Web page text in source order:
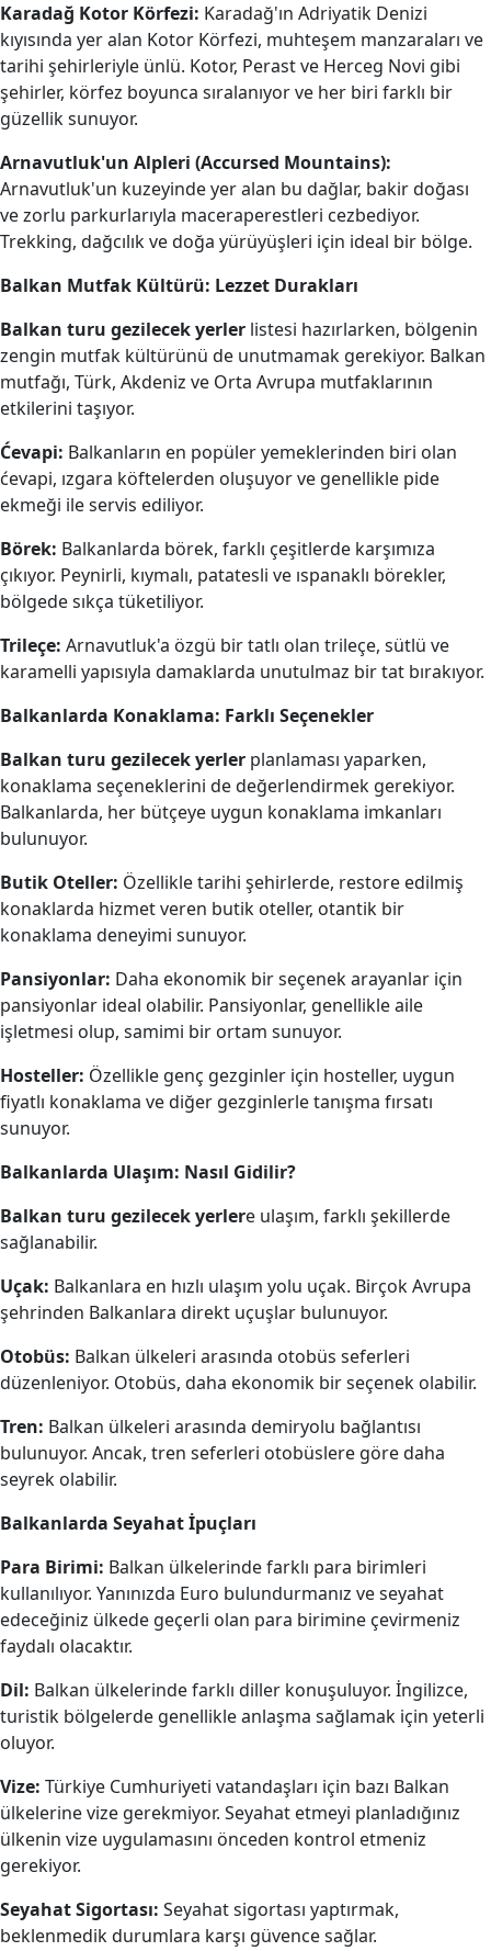
Karadağ Kotor Körfezi: Karadağ'ın Adriyatik Denizi
kıyısında yer alan Kotor Körfezi, muhteşem manzaraları ve
tarihi şehirleriyle ünlü. Kotor, Perast ve Herceg Novi gibi
şehirler, körfez boyunca sıralanıyor ve her biri farklı bir
güzellik sunuyor.
Arnavutluk'un Alpleri (Accursed Mountains):
Arnavutluk'un kuzeyinde yer alan bu dağlar, bakir doğası
ve zorlu parkurlarıyla maceraperestleri cezbediyor.
Trekking, dağcılık ve doğa yürüyüşleri için ideal bir bölge.
Balkan Mutfak Kültürü: Lezzet Durakları
Balkan turu gezilecek yerler listesi hazırlarken, bölgenin
zengin mutfak kültürünü de unutmamak gerekiyor. Balkan
mutfağı, Türk, Akdeniz ve Orta Avrupa mutfaklarının
etkilerini taşıyor.
Ćevapi: Balkanların en popüler yemeklerinden biri olan
ćevapi, ızgara köftelerden oluşuyor ve genellikle pide
ekmeği ile servis ediliyor.
Börek: Balkanlarda börek, farklı çeşitlerde karşımıza
çıkıyor. Peynirli, kıymalı, patatesli ve ıspanaklı börekler,
bölgede sıkça tüketiliyor.
Trileçe: Arnavutluk'a özgü bir tatlı olan trileçe, sütlü ve
karamelli yapısıyla damaklarda unutulmaz bir tat bırakıyor.
Balkanlarda Konaklama: Farklı Seçenekler
Balkan turu gezilecek yerler planlaması yaparken,
konaklama seçeneklerini de değerlendirmek gerekiyor.
Balkanlarda, her bütçeye uygun konaklama imkanları
bulunuyor.
Butik Oteller: Özellikle tarihi şehirlerde, restore edilmiş
konaklarda hizmet veren butik oteller, otantik bir
konaklama deneyimi sunuyor.
Pansiyonlar: Daha ekonomik bir seçenek arayanlar için
pansiyonlar ideal olabilir. Pansiyonlar, genellikle aile
işletmesi olup, samimi bir ortam sunuyor.
Hosteller: Özellikle genç gezginler için hosteller, uygun
fiyatlı konaklama ve diğer gezginlerle tanışma fırsatı
sunuyor.
Balkanlarda Ulaşım: Nasıl Gidilir?
Balkan turu gezilecek yerlere ulaşım, farklı şekillerde
sağlanabilir.
Uçak: Balkanlara en hızlı ulaşım yolu uçak. Birçok Avrupa
şehrinden Balkanlara direkt uçuşlar bulunuyor.
Otobüs: Balkan ülkeleri arasında otobüs seferleri
düzenleniyor. Otobüs, daha ekonomik bir seçenek olabilir.
Tren: Balkan ülkeleri arasında demiryolu bağlantısı
bulunuyor. Ancak, tren seferleri otobüslere göre daha
seyrek olabilir.
Balkanlarda Seyahat İpuçları
Para Birimi: Balkan ülkelerinde farklı para birimleri
kullanılıyor. Yanınızda Euro bulundurmanız ve seyahat
edeceğiniz ülkede geçerli olan para birimine çevirmeniz
faydalı olacaktır.
Dil: Balkan ülkelerinde farklı diller konuşuluyor. İngilizce,
turistik bölgelerde genellikle anlaşma sağlamak için yeterli
oluyor.
Vize: Türkiye Cumhuriyeti vatandaşları için bazı Balkan
ülkelerine vize gerekmiyor. Seyahat etmeyi planladığınız
ülkenin vize uygulamasını önceden kontrol etmeniz
gerekiyor.
Seyahat Sigortası: Seyahat sigortası yaptırmak,
beklenmedik durumlara karşı güvence sağlar.